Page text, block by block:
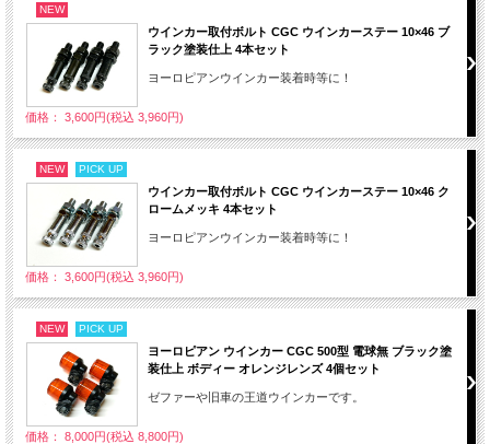
NEW
ウインカー取付ボルト CGC ウインカーステー 10×46 ブ
ラック塗装仕上 4本セット
ヨーロピアンウインカー装着時等に！
価格： 3,600円(税込 3,960円)
NEW PICK UP
ウインカー取付ボルト CGC ウインカーステー 10×46 ク
ロームメッキ 4本セット
ヨーロピアンウインカー装着時等に！
価格： 3,600円(税込 3,960円)
NEW PICK UP
ヨーロピアン ウインカー CGC 500型 電球無 ブラック塗
装仕上 ボディー オレンジレンズ 4個セット
ゼファーや旧車の王道ウインカーです。
価格： 8,000円(税込 8,800円)